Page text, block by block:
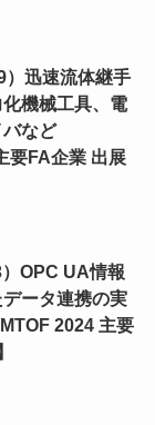
）迅速流体継手
化機械工具、電
など
要FA企業 出展
OPC UA情報
ータ連携の実
2024 主要